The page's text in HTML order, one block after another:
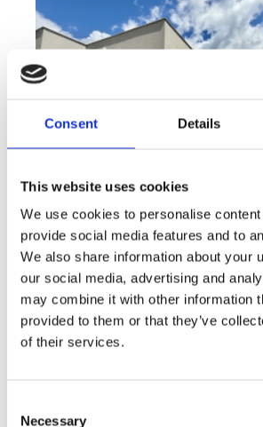
Consent Details
This website uses cookies
We use cookies to personalise
provide social media features and to
We also share information about your
our social media, advertising and
may combine it with other information
provided to them or that they’ve
of their services.
Necessary
Sale houses Family, 181 m² -
Offer type
Sale
Property type
House
Virtuální prohlídka
360° video
rozměry
Family
funkce
garge terrace
cena
15 500 000